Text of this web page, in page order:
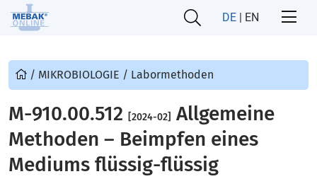
DE | EN
/ MIKROBIOLOGIE / Labormethoden
M-910.00.512 [2024-02] Allgemeine
Methoden – Beimpfen eines
Mediums flüssig-flüssig